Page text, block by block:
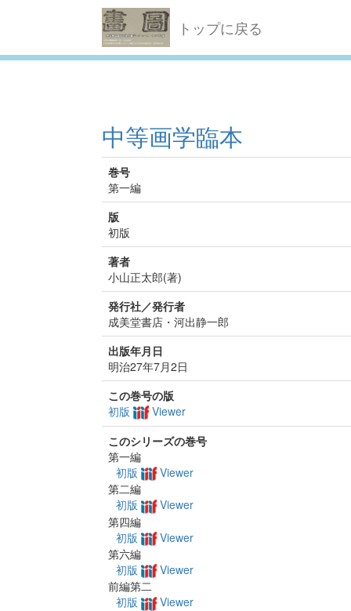
トップに戻る
中等画学臨本
巻号
第一編
版
初版
著者
小山正太郎(著)
発行社／発行者
成美堂書店・河出静一郎
出版年月日
明治27年7月2日
この巻号の版
初版
Viewer
このシリーズの巻号
第一編
初版
Viewer
第二編
初版
Viewer
第四編
初版
Viewer
第六編
初版
Viewer
前編第二
初版
Viewer